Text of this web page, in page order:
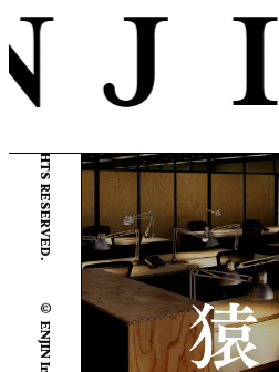
© ENJIN Inc. ALL RIGHTS RESERVED.